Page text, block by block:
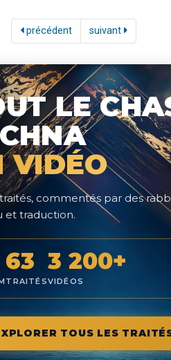
précédent suivant
LE
VIDÉO
traités, commentés par des
et traduction.
63
TRAITÉS
3 200+
VIDÉOS
TOUS LES